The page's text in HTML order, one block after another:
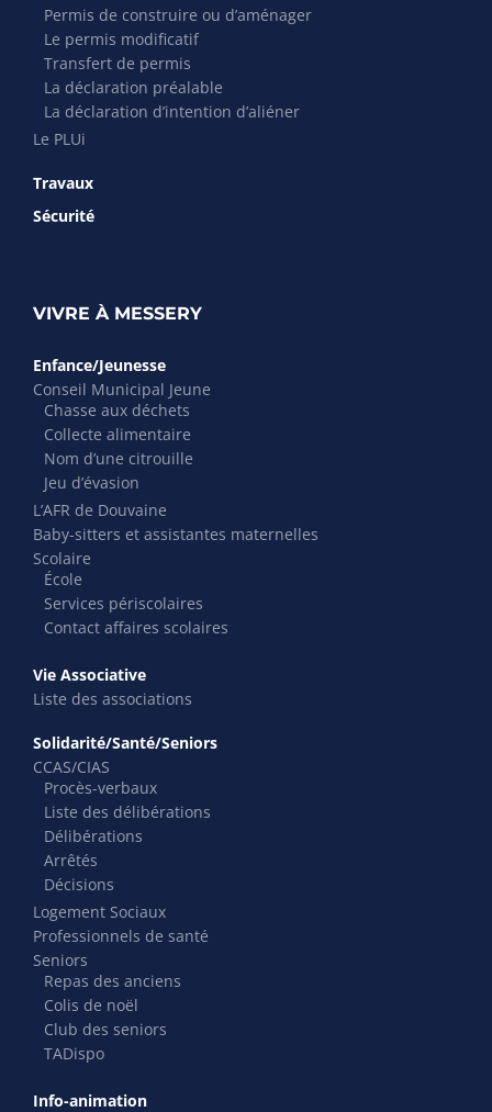
Permis de construire ou d’aménager
Le permis modificatif
Transfert de permis
La déclaration préalable
La déclaration d’intention d’aliéner
Le PLUi
Travaux
Sécurité
VIVRE À MESSERY
Enfance/Jeunesse
Conseil Municipal Jeune
Chasse aux déchets
Collecte alimentaire
Nom d’une citrouille
Jeu d’évasion
L’AFR de Douvaine
Baby-sitters et assistantes maternelles
Scolaire
École
Services périscolaires
Contact affaires scolaires
Vie Associative
Liste des associations
Solidarité/Santé/Seniors
CCAS/CIAS
Procès-verbaux
Liste des délibérations
Délibérations
Arrêtés
Décisions
Logement Sociaux
Professionnels de santé
Seniors
Repas des anciens
Colis de noël
Club des seniors
TADispo
Info-animation